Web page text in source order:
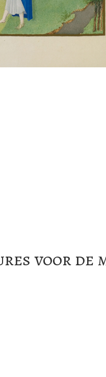
voor de